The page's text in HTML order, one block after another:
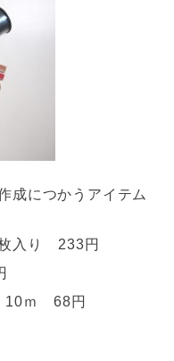
成につかうアイテム
入り 233円
10ｍ 68円